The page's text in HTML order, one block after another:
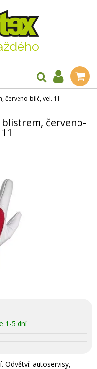
červeno-bílé, vel. 11
blistrem, červeno-
1-5 dní
Odvětví: autoservisy,